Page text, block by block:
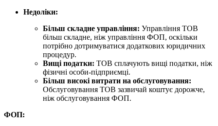
Недоліки:
Більш складне управління: Управління ТОВ
більш складне, ніж управління ФОП, оскільки
потрібно дотримуватися додаткових юридичних
процедур.
Вищі податки: ТОВ сплачують вищі податки, ніж
фізичні особи-підприємці.
Більш високі витрати на обслуговування:
Обслуговування ТОВ зазвичай коштує дорожче,
ніж обслуговування ФОП.
ФОП: